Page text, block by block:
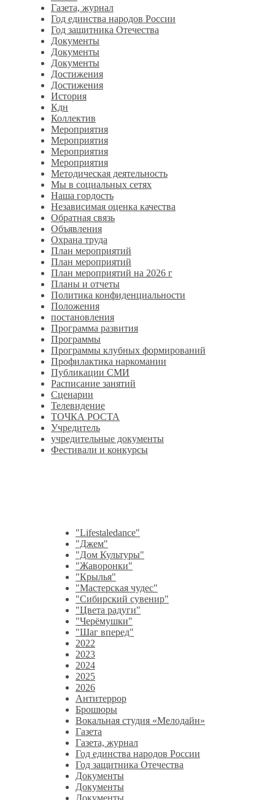
Газета, журнал
Год единства народов России
Год защитника Отечества
Документы
Документы
Документы
Достижения
Достижения
История
Кдн
Коллектив
Мероприятия
Мероприятия
Мероприятия
Мероприятия
Методическая деятельность
Мы в социальных сетях
Наша гордость
Независимая оценка качества
Обратная связь
Объявления
Охрана труда
План мероприятий
План мероприятий
План мероприятий на 2026 г
Планы и отчеты
Политика конфиденциальности
Положения
постановления
Программа развития
Программы
Программы клубных формирований
Профилактика наркомании
Публикации СМИ
Расписание занятий
Сценарии
Телевидение
ТОЧКА РОСТА
Учредитель
учредительные документы
Фестивали и конкурсы
"Lifestaledance"
"Джем"
"Дом Культуры"
"Жаворонки"
"Крылья"
"Мастерская чудес"
"Сибирский сувенир"
"Цвета радуги"
"Черёмушки"
"Шаг вперед"
2022
2023
2024
2025
2026
Антитеррор
Брошюры
Вокальная студия «Мелодайн»
Газета
Газета, журнал
Год единства народов России
Год защитника Отечества
Документы
Документы
Документы